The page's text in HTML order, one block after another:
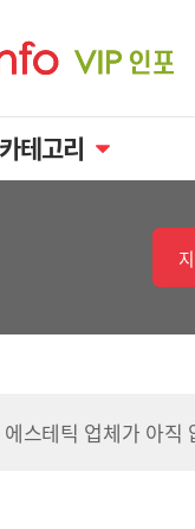
테고리
스테틱 업체가 아직